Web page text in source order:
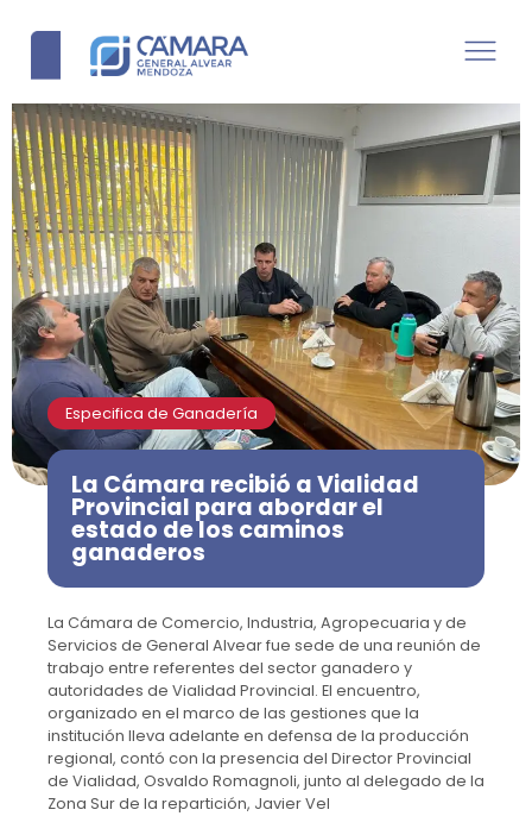
Especifica de Ganadería
La Cámara recibió a Vialidad
Provincial para abordar el
estado de los caminos
ganaderos
La Cámara de Comercio, Industria, Agropecuaria y de
Servicios de General Alvear fue sede de una reunión de
trabajo entre referentes del sector ganadero y
autoridades de Vialidad Provincial. El encuentro,
organizado en el marco de las gestiones que la
institución lleva adelante en defensa de la producción
regional, contó con la presencia del Director Provincial
de Vialidad, Osvaldo Romagnoli, junto al delegado de la
Zona Sur de la repartición, Javier Vel